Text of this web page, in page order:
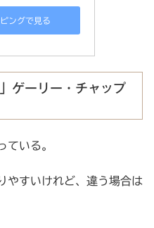
ングで見る
ゲーリー・チャップ
ている。
やすいけれど、違う場合は